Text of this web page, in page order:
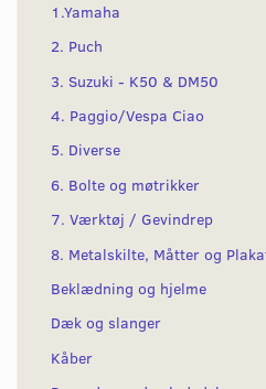
1.Yamaha
2. Puch
3. Suzuki - K50 & DM50
4. Paggio/Vespa Ciao
5. Diverse
6. Bolte og møtrikker
7. Værktøj / Gevindrep
8. Metalskilte, Måtter og
Beklædning og hjelme
Dæk og slanger
Kåber